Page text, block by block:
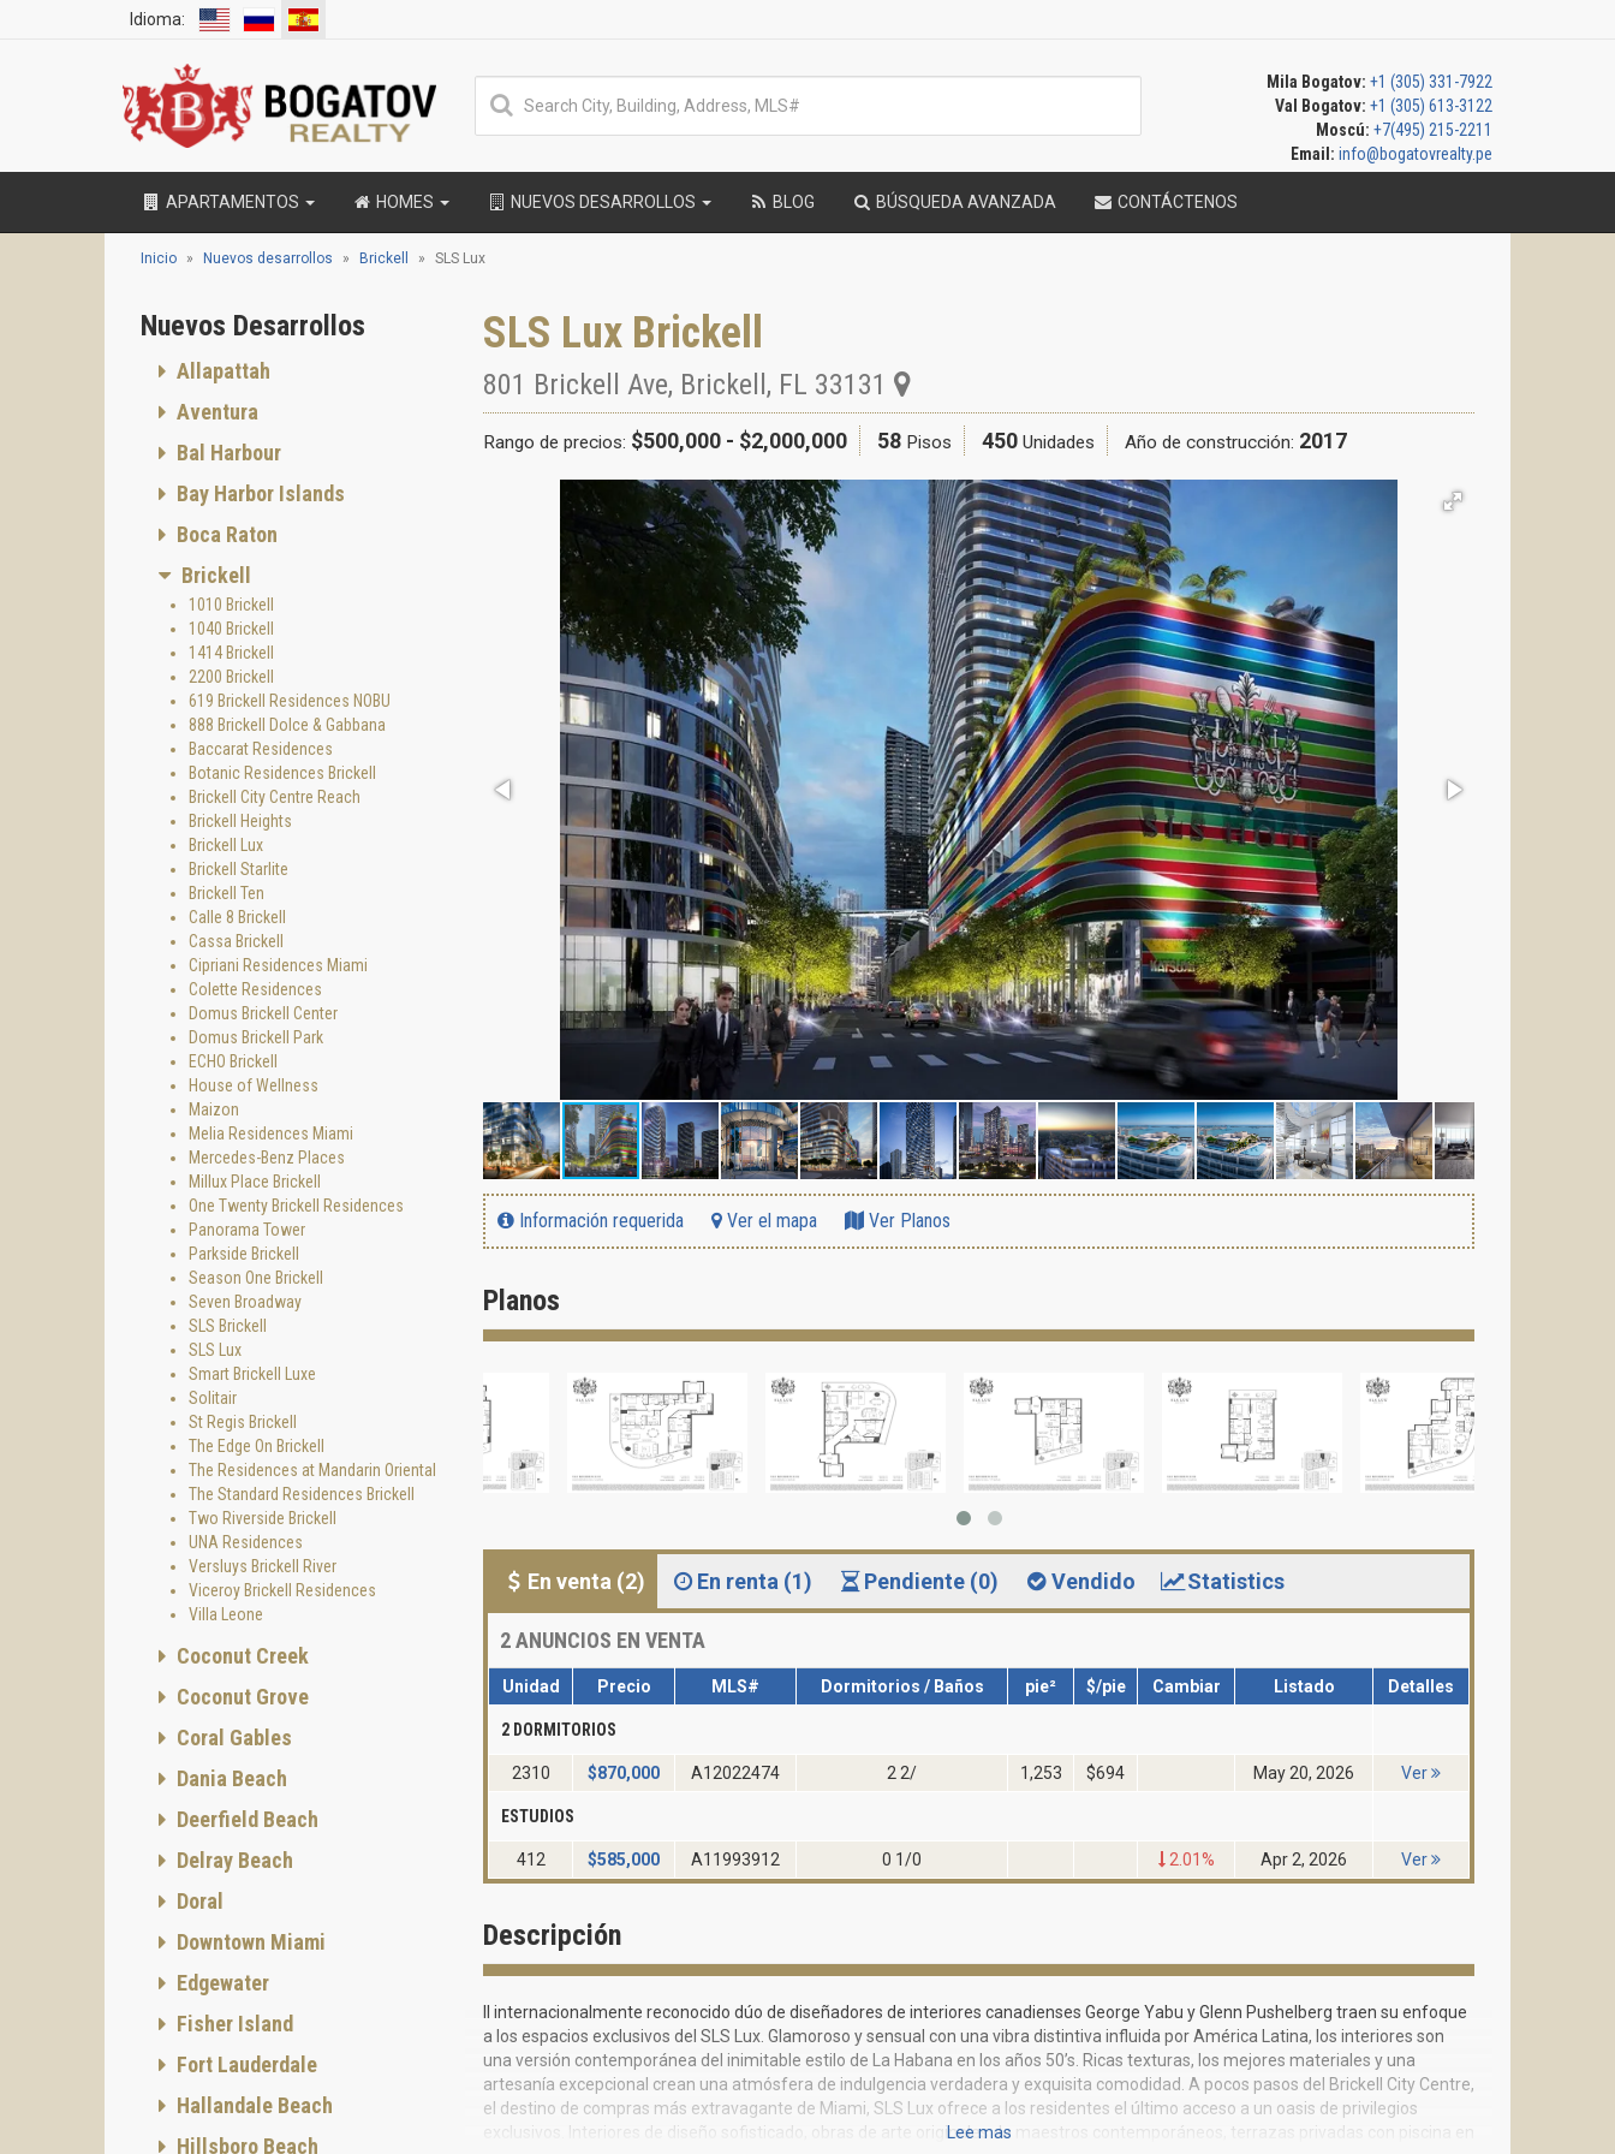
Idioma:
Mila Bogatov: +1 (305) 331-7922
Val Bogatov: +1 (305) 613-3122
Moscú: +7(495) 215-2211
Email: info@bogatovrealty.pe
APARTAMENTOS HOMES NUEVOS DESARROLLOS BLOG BÚSQUEDA AVANZADA CONTÁCTENOS
Inicio Nuevos desarrollos Brickell SLS Lux
SLS Lux Brickell
801 Brickell Ave, Brickell , FL 33131
Rango de precios: $500,000 - $2,000,000 58 Pisos 450 Unidades Año de construcción: 2017
Información requerida Ver el mapa Ver Planos
Planos
En venta (2) En renta (1) Pendiente (0) Vendido Statistics
2ANUNCIOS EN VENTA
Unidad Precio MLS# Dormitorios / Baños pie² $/pie Cambiar Listado Detalles
2 DORMITORIOS
2310 $870,000 A12022474 2 2/ 1,253 $694 May 20, 2026 Ver
ESTUDIOS
412 $585,000 A11993912 0 1/0 2.01% Apr 2, 2026 Ver
Descripción
Il internacionalmente reconocido dúo de diseñadores de interiores canadienses George Yabu y Glenn Pushelberg traen su enfoque
a los espacios exclusivos del SLS Lux. Glamoroso y sensual con una vibra distintiva influida por América Latina, los interiores son
una versión contemporánea del inimitable estilo de La Habana en los años 50’s. Ricas texturas, los mejores materiales y una
artesanía excepcional crean una atmósfera de indulgencia verdadera y exquisita comodidad. A pocos pasos del Brickell City Centre,
el destino de compras más extravagante de Miami, SLS Lux ofrece a los residentes el último acceso a un oasis de privilegios
exclusivos. Interiores de diseño sofisticado, obras de arte originales de maestros contemporáneos, terrazas privadas con piscina en
Lee mas
Nuevos Desarrollos
Allapattah
Aventura
Bal Harbour
Bay Harbor Islands
Boca Raton
Brickell
1010 Brickell
1040 Brickell
1414 Brickell
2200 Brickell
619 Brickell Residences NOBU
888 Brickell Dolce & Gabbana
Baccarat Residences
Botanic Residences Brickell
Brickell City Centre Reach
Brickell Heights
Brickell Lux
Brickell Starlite
Brickell Ten
Calle 8 Brickell
Cassa Brickell
Cipriani Residences Miami
Colette Residences
Domus Brickell Center
Domus Brickell Park
ECHO Brickell
House of Wellness
Maizon
Melia Residences Miami
Mercedes-Benz Places
Millux Place Brickell
One Twenty Brickell Residences
Panorama Tower
Parkside Brickell
Season One Brickell
Seven Broadway
SLS Brickell
SLS Lux
Smart Brickell Luxe
Solitair
St Regis Brickell
The Edge On Brickell
The Residences at Mandarin Oriental
The Standard Residences Brickell
Two Riverside Brickell
UNA Residences
Versluys Brickell River
Viceroy Brickell Residences
Villa Leone
Coconut Creek
Coconut Grove
Coral Gables
Dania Beach
Deerfield Beach
Delray Beach
Doral
Downtown Miami
Edgewater
Fisher Island
Fort Lauderdale
Hallandale Beach
Hillsboro Beach